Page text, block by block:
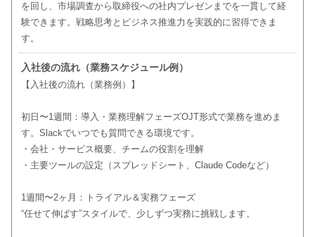
を回し、市場調査から取締役への社内プレゼンまでを一貫して経
験できます。戦略思考とビジネス推進力を実践的に習得できま
す。
入社後の流れ（業務スケジュール例）
【入社後の流れ（業務例）】
初日〜1週間：導入・業務理解フェーズOJT形式で業務を進めま
す。Slackでいつでも質問できる環境です。
・会社・サービス概要、チームの役割を理解
・主要ツールの設定（スプレッドシート、Claude Codeなど）
1週間〜2ヶ月：トライアル＆実務フェーズ
“任せて伸ばす”スタイルで、少しずつ実務に挑戦します。